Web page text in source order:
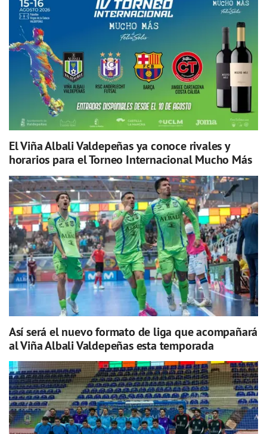
El Viña Albali Valdepeñas ya conoce rivales y
horarios para el Torneo Internacional Mucho Más
Así será el nuevo formato de liga que acompañará
al Viña Albali Valdepeñas esta temporada